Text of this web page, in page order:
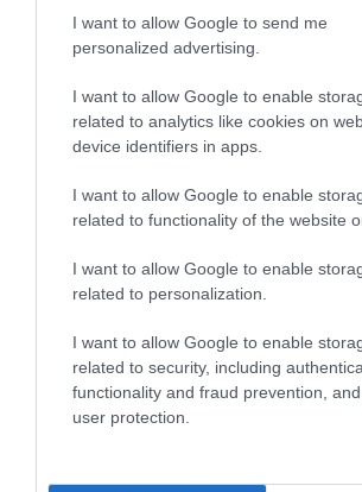
I want to allow Google to send me
personalized advertising.
I want to allow Google to enable
related to analytics like cookies on
device identifiers in apps.
I want to allow Google to enable
related to functionality of the website
I want to allow Google to enable
related to personalization.
I want to allow Google to enable
related to security, including
functionality and fraud prevention,
user protection.
A 9 legjobb európai város,
legtöbb zöldfelületre
A The Village at Lyons jelenleg a
Realty kínálatában szerepel, 20
értékesítés nem terjed ki a birtok
lakóépületére, a komplexum többi
válik elérhetővé, ahol egy történeti
vendéglátóhely működése szinte